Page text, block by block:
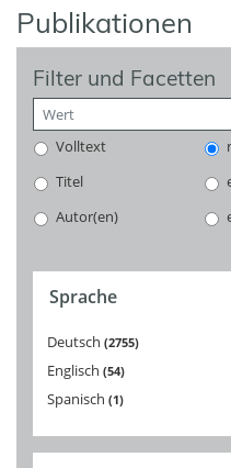
Publikationen
Filter und Facetten
Volltext
Titel
Autor(en)
Sprache
Deutsch 2755
Englisch 54
Spanisch 1